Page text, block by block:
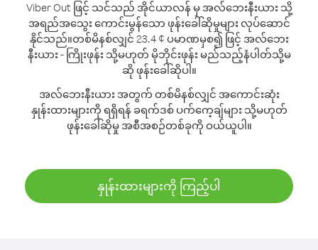
Viber Out ဖြင့် သင်သည် အိုင်ယာလန် မှ အလ်ဘေးနီးယား သို့
အရည်အသွေး ကောင်းမွန်သော ဖုန်းခေါ်ဆိုမှုများ လုပ်ဆောင်
နိုင်သည်။တစ်မိနစ်လျှင် 23.4 ¢ ပမာဏမှစ၍ ဖြင့် အလ်ဘေး
နီးယား - ကြိုးဖုန်း သို့မဟုတ် မိုဘိုင်းဖုန်း မည်သည့်နံပါတ်သို့မ
ဆို ဖုန်းခေါ်ဆိုပါ။
အလ်ဘေးနီးယား အတွက် တစ်မိနစ်လျှင် အကောင်းဆုံး
နှုန်းထားများကို ရရှိရန် ခရက်ဒစ် ပက်ကေ့ချ်များ သို့မဟုတ်
ဖုန်းခေါ်ဆိုမှု အစီအစဉ်တစ်ခုကို ဝယ်ယူပါ။
နှုန်းထားများကို ကြည့်ပါ